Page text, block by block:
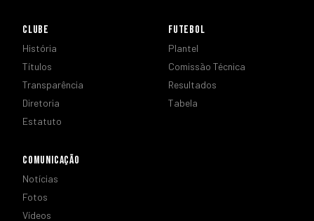
CLUBE
História
Títulos
Transparência
Diretoria
Estatuto
FUTEBOL
Plantel
Comissão Técnica
Resultados
Tabela
COMUNICAÇÃO
Notícias
Fotos
Vídeos